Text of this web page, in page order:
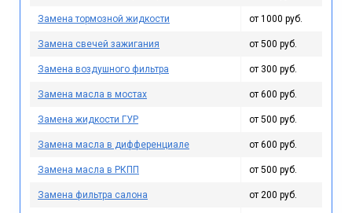
Замена тормозной жидкости от 1000 руб.
Замена свечей зажигания от 500 руб.
Замена воздушного фильтра от 300 руб.
Замена масла в мостах от 600 руб.
Замена жидкости ГУР от 500 руб.
Замена масла в дифференциале от 600 руб.
Замена масла в РКПП от 500 руб.
Замена фильтра салона от 200 руб.